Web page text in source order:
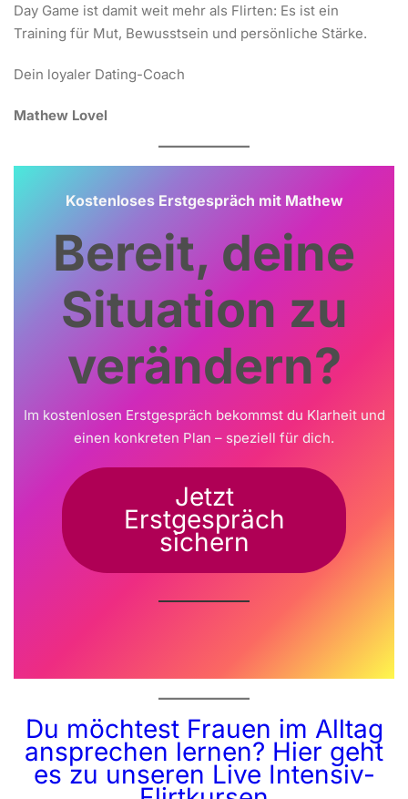
Day Game ist damit weit mehr als Flirten: Es ist ein
Training für Mut, Bewusstsein und persönliche Stärke.
Dein loyaler Dating-Coach
Mathew Lovel
Kostenloses Erstgespräch mit Mathew
Bereit, deine
Situation zu
verändern?
Im kostenlosen Erstgespräch bekommst du Klarheit und
einen konkreten Plan – speziell für dich.
Jetzt
Erstgespräch
sichern
Du möchtest Frauen im Alltag
ansprechen lernen? Hier geht
es zu unseren Live Intensiv-